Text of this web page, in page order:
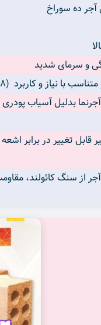
آجر ده سوراخ
و سرمای شدید
و کاربرد (۸ الی ۱۸ درصد وزن آجر)
بدلیل آسیاب
تغییر در برابر
سنگ کائولند، مقاومت